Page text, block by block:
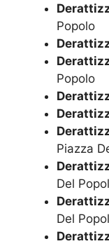
Popolo
Popolo
Piazza
Del
Del